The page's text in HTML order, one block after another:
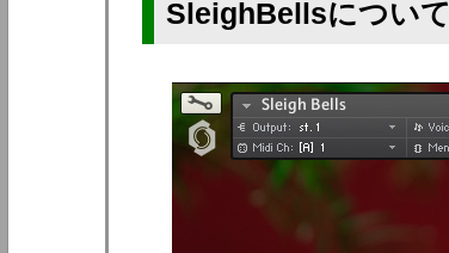
SleighBellsについて